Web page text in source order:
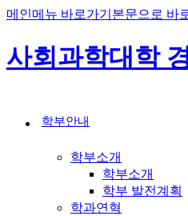
메인메뉴 바로가기 본문으로 바
사회과학대학
학부안내
학부소개
학부소개
학부 발전계획
학과연혁